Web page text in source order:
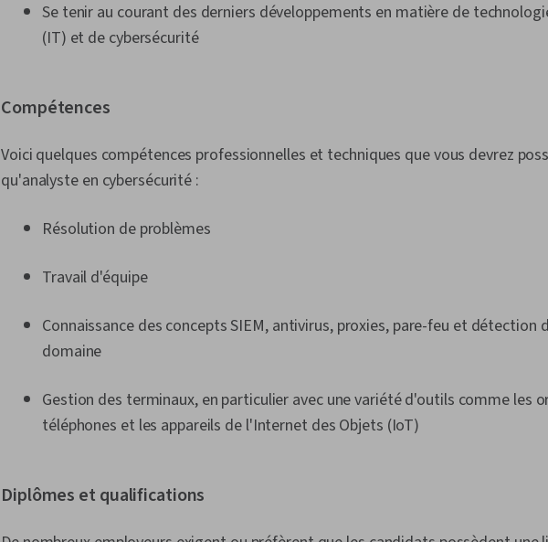
Gestion des
Sécurité des
Se tenir au courant des derniers développements en matière de
(IT) et de cybersécurité
Compétences
Voici quelques compétences professionnelles et techniques que vous devrez
qu'analyste en cybersécurité :
Résolution de problèmes
Travail d'équipe
Connaissance des concepts SIEM, antivirus, proxies, pare-feu et détection
domaine
Gestion des terminaux, en particulier avec une variété d'outils comme les
téléphones et les appareils de l'Internet des Objets (IoT)
Diplômes et qualifications